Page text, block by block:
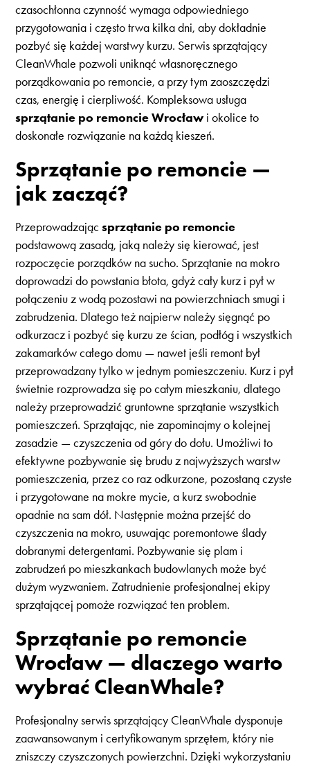
czasochłonna czynność wymaga odpowiedniego
przygotowania i często trwa kilka dni, aby dokładnie
pozbyć się każdej warstwy kurzu. Serwis sprzątający
CleanWhale pozwoli uniknąć własnoręcznego
porządkowania po remoncie, a przy tym zaoszczędzi
czas, energię i cierpliwość. Kompleksowa usługa
sprzątanie po remoncie Wrocław i okolice to
doskonałe rozwiązanie na każdą kieszeń.
Sprzątanie po remoncie —
jak zacząć?
Przeprowadzającsprzątanie po remoncie
podstawową zasadą, jaką należy się kierować, jest
rozpoczęcie porządków na sucho. Sprzątanie na mokro
doprowadzi do powstania błota, gdyż cały kurz i pył w
połączeniu z wodą pozostawi na powierzchniach smugi i
zabrudzenia. Dlatego też najpierw należy sięgnąć po
odkurzacz i pozbyć się kurzu ze ścian, podłóg i wszystkich
zakamarków całego domu — nawet jeśli remont był
przeprowadzany tylko w jednym pomieszczeniu. Kurz i pył
świetnie rozprowadza się po całym mieszkaniu, dlatego
należy przeprowadzić gruntowne sprzątanie wszystkich
pomieszczeń. Sprzątając, nie zapominajmy o kolejnej
zasadzie — czyszczenia od góry do dołu. Umożliwi to
efektywne pozbywanie się brudu z najwyższych warstw
pomieszczenia, przez co raz odkurzone, pozostaną czyste
i przygotowane na mokre mycie, a kurz swobodnie
opadnie na sam dół. Następnie można przejść do
czyszczenia na mokro, usuwając poremontowe ślady
dobranymi detergentami. Pozbywanie się plam i
zabrudzeń po mieszkankach budowlanych może być
dużym wyzwaniem. Zatrudnienie profesjonalnej ekipy
sprzątającej pomoże rozwiązać ten problem.
Sprzątanie po remoncie
Wrocław — dlaczego warto
wybrać CleanWhale?
Profesjonalny serwis sprzątający CleanWhale dysponuje
zaawansowanym i certyfikowanym sprzętem, który nie
zniszczy czyszczonych powierzchni. Dzięki wykorzystaniu